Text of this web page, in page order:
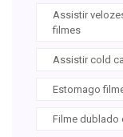
Assistir
filmes
Assistir cold
Estomago
Filme dublado